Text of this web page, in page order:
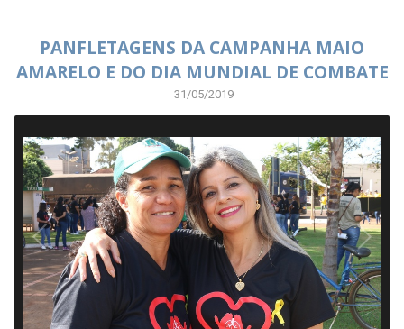
PANFLETAGENS DA CAMPANHA MAIO
AMARELO E DO DIA MUNDIAL DE COMBATE
31/05/2019